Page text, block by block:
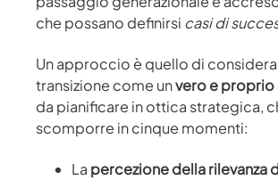
che possano definirsi casi di
Un approccio è quello di
transizione come unvero e
da pianificare in ottica strategica,
scomporre in cinque momenti:
La percezione della rilevanza